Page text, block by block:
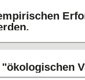
"ökologischen